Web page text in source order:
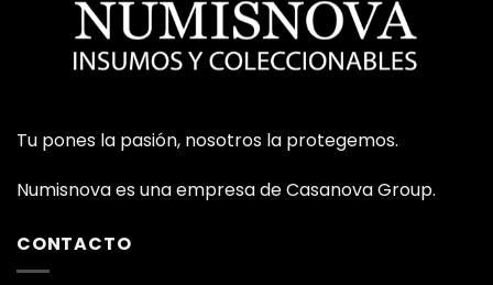
Tu pones la pasión, nosotros la protegemos.
Numisnova es una empresa de Casanova Group.
CONTACTO